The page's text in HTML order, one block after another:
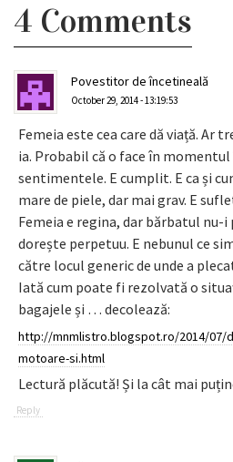
4 Comments
Povestitor de încetineală
October 29, 2014 - 13:19:53
Femeia este cea care dă viață. Ar
ia. Probabil că o face în
sentimentele. E cumplit. E ca și
mare de piele, dar mai grav. E
Femeia e regina, dar bărbatul nu-i
dorește perpetuu. E nebunul ce
către locul generic de unde a
Iată cum poate fi rezolvată o
bagajele și … decolează:
http://mnmlistro.blogspot.ro/2014/07/
motoare-si.html
Lectură plăcută! Și la cât mai
Reply